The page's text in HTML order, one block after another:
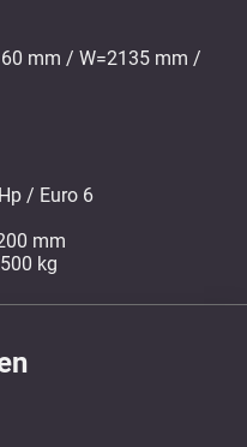
mm / W=2135 mm /
/ Euro 6
mm